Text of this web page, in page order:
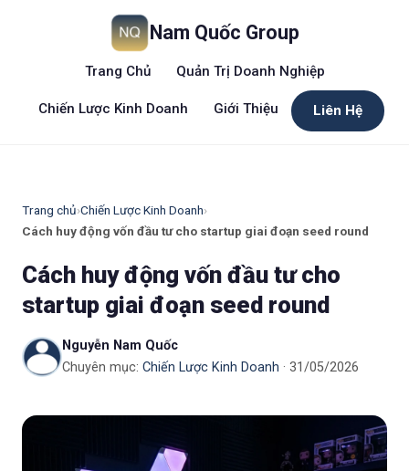
Nam Quốc Group
Trang Chủ Quản Trị Doanh Nghiệp
Chiến Lược Kinh Doanh Giới Thiệu Liên Hệ
Trang chủ›Chiến Lược Kinh Doanh›
Cách huy động vốn đầu tư cho startup giai đoạn seed round
Cách huy động vốn đầu tư cho
startup giai đoạn seed round
Nguyễn Nam Quốc
Chuyên mục: Chiến Lược Kinh Doanh · 31/05/2026